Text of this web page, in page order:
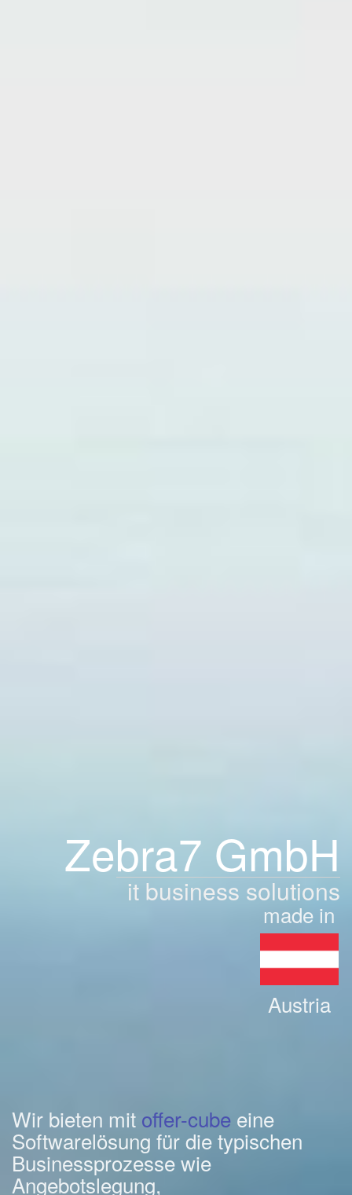
Zebra7 GmbH
it business solutions
made in
Austria
Wir bieten mit offer-cube eine
Softwarelösung für die typischen
Businessprozesse wie
Angebotslegung,